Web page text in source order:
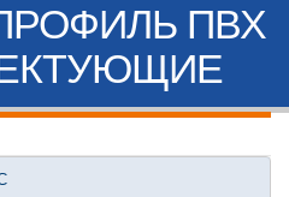
ПВХ